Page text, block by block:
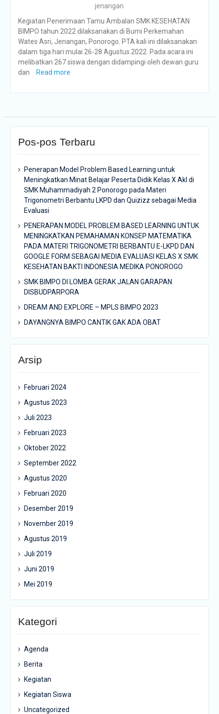
jenangan
Kegiatan Penerimaan Tamu Ambalan SMK KESEHATAN
BIMPO tahun 2022 dilaksanakan di Bumi Perkemahan
Wates Asri, Jenangan, Ponorogo. PTA kali ini dilaksanakan
dalam tiga hari mulai 26-28 Agustus 2022. Pada acara ini
melibatkan 267 siswa dengan didampingi oleh dewan guru
dan
Read more
Pos-pos Terbaru
Penerapan Model Problem Based Learning untuk
Meningkatkan Minat Belajar Peserta Didik Kelas X Akl di
SMK Muhammadiyah 2 Ponorogo pada Materi
Trigonometri Berbantu LKPD dan Quizizz sebagai Media
Evaluasi
PENERAPAN MODEL PROBLEM BASED LEARNING UNTUK
MENINGKATKAN PEMAHAMAN KONSEP MATEMATIKA
PADA MATERI TRIGONOMETRI BERBANTU E-LKPD DAN
GOOGLE FORM SEBAGAI MEDIA EVALUASI KELAS X SMK
KESEHATAN BAKTI INDONESIA MEDIKA PONOROGO
SMK BIMPO DI LOMBA GERAK JALAN GARAPAN
DISBUDPARPORA
DREAM AND EXPLORE – MPLS BIMPO 2023
DAYANGNYA BIMPO CANTIK GAK ADA OBAT
Arsip
Februari 2024
Agustus 2023
Juli 2023
Februari 2023
Oktober 2022
September 2022
Agustus 2020
Februari 2020
Desember 2019
November 2019
Agustus 2019
Juli 2019
Juni 2019
Mei 2019
Kategori
Agenda
Berita
Kegiatan
Kegiatan Siswa
Uncategorized